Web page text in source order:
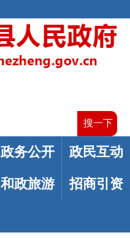
政务公开 政民互动
和政旅游 招商引资